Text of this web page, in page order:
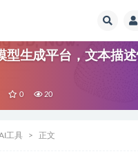
型生成平台，文本描
0 20
工具 正文